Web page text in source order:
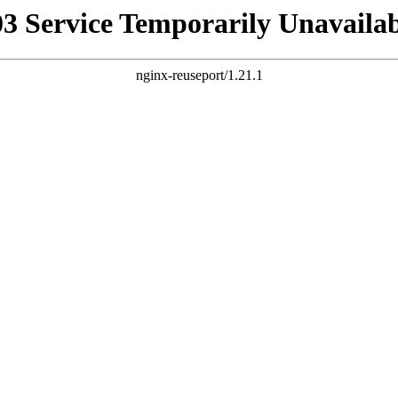
Service Temporarily
nginx-reuseport/1.21.1